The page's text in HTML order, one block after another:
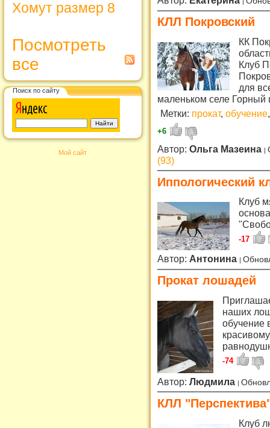
Хомут размер 8
Посмотреть
все
Поиск по сайту
Мой сайт
КЛЛ Покровский
КК
Клуб
для
маленьком селе Горный
Метки: прокат, обучение,
+6
Автор: Ольга Мазеина
(93)
Иппологический
Клуб
-17
Автор: Антонина
Прокат лошадей
наших
обучение
-74
Автор: Людмила
КЛЛ
Клуб